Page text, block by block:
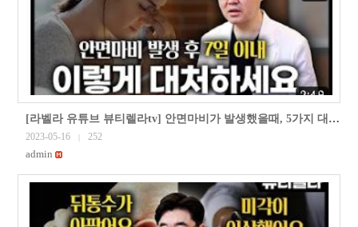
[라벨라 유튜브 뷰티렐라tv] 안면마비가 발생했을때, 5가지 대처 방법 (안면마비 대응 방법 2편)
2023-05-16 252
admin